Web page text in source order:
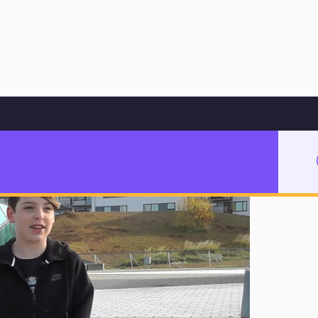
Hoppa till innehåll